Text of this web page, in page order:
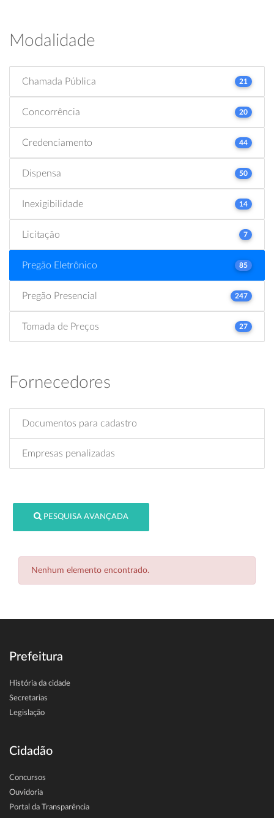
Modalidade
Chamada Pública 21
Concorrência 20
Credenciamento 44
Dispensa 50
Inexigibilidade 14
Licitação 7
Pregão Eletrônico 85
Pregão Presencial 247
Tomada de Preços 27
Fornecedores
Documentos para cadastro
Empresas penalizadas
PESQUISA AVANÇADA
Nenhum elemento encontrado.
Prefeitura
História da cidade
Secretarias
Legislação
Cidadão
Concursos
Ouvidoria
Portal da Transparência